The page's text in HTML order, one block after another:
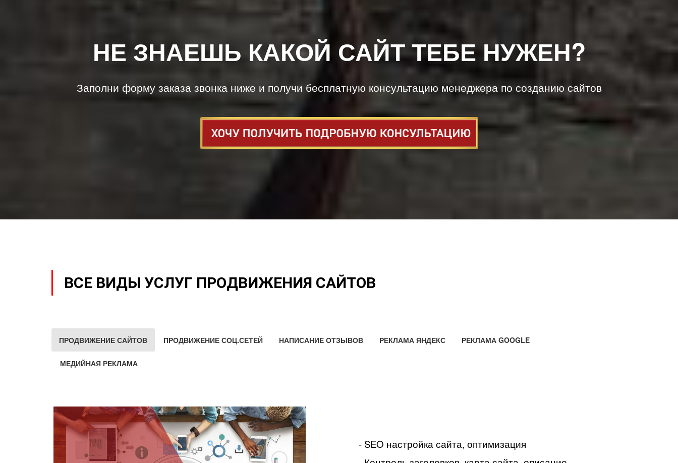
НЕ ЗНАЕШЬ КАКОЙ САЙТ ТЕБЕ НУЖЕН?
Заполни форму заказа звонка ниже и получи бесплатную консультацию менеджера по созданию сайтов
ВСЕ ВИДЫ УСЛУГ ПРОДВИЖЕНИЯ САЙТОВ
ПРОДВИЖЕНИЕ САЙТОВ ПРОДВИЖЕНИЕ СОЦ.СЕТЕЙ НАПИСАНИЕ ОТЗЫВОВ РЕКЛАМА ЯНДЕКС РЕКЛАМА GOOGLE
МЕДИЙНАЯ РЕКЛАМА
- SEO настройка сайта, оптимизация